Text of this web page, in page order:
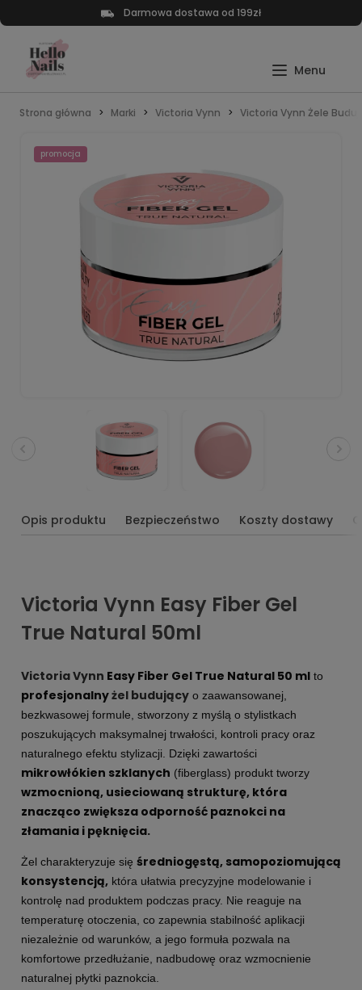
Darmowa dostawa od 199zł
Strona główna Marki Victoria Vynn Victoria Vynn Żele
promocja
Opis produktu Bezpieczeństwo Koszty dostawy
Victoria Vynn Easy Fiber Gel
True Natural 50ml
Victoria Vynn Easy Fiber Gel True Natural 50 ml to
profesjonalnyżel budujący o zaawansowanej,
bezkwasowej formule, stworzony z myślą o stylistkach
poszukujących maksymalnej trwałości, kontroli pracy oraz
naturalnego efektu stylizacji. Dzięki zawartości
mikrowłókien szklanych (fiberglass) produkt tworzy
wzmocnioną, usieciowaną strukturę, która
znacząco zwiększa odporność paznokci na
złamania i pęknięcia.
Żel charakteryzuje się średniogęstą, samopoziomującą
konsystencją, która ułatwia precyzyjne modelowanie i
kontrolę nad produktem podczas pracy. Nie reaguje na
temperaturę otoczenia, co zapewnia stabilność aplikacji
niezależnie od warunków, a jego formuła pozwala na
komfortowe przedłużanie, nadbudowę oraz wzmocnienie
naturalnej płytki paznokcia.